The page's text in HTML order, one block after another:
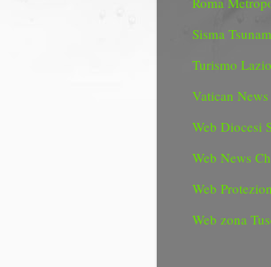
Sisma
Turismo Lazio
Vatican News
Web Diocesi
Web News
Web
Web zona